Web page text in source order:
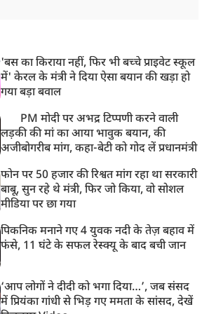
'बस का किराया नहीं, फिर भी बच्चे प्राइवेट स्कूल
में' केरल के मंत्री ने दिया ऐसा बयान की खड़ा हो
गया बड़ा बवाल
PM मोदी पर अभद्र टिप्पणी करने वाली
लड़की की मां का आया भावुक बयान, की
अजीबोगरीब मांग, कहा-बेटी को गोद लें प्रधानमंत्री
फोन पर 50 हजार की रिश्वत मांग रहा था सरकारी
बाबू, सुन रहे थे मंत्री, फिर जो किया, वो सोशल
मीडिया पर छा गया
पिकनिक मनाने गए 4 युवक नदी के तेज़ बहाव में
फंसे, 11 घंटे के सफल रेस्क्यू के बाद बची जान
‘आप लोगों ने दीदी को भगा दिया…’, जब संसद
में प्रियंका गांधी से भिड़ गए ममता के सांसद, देखें